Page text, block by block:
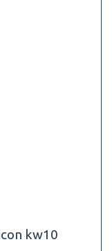
kw10